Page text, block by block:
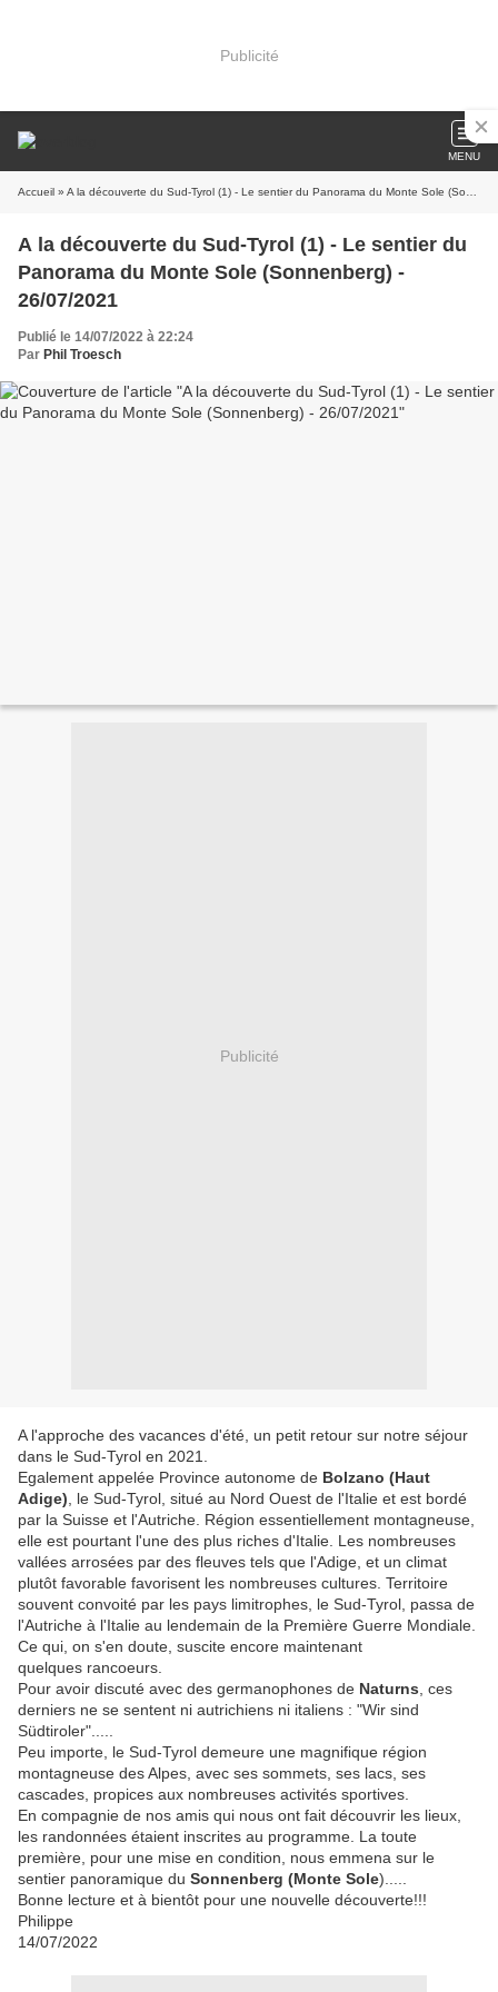
Publicité
MENU
Accueil » A la découverte du Sud-Tyrol (1) - Le sentier du Panorama du Monte Sole (Sonnenberg) - 26/07/2021
A la découverte du Sud-Tyrol (1) - Le sentier du
Panorama du Monte Sole (Sonnenberg) -
26/07/2021
Publié le 14/07/2022 à 22:24
Par Phil Troesch
Publicité
A l'approche des vacances d'été, un petit retour sur notre séjour
dans le Sud-Tyrol en 2021.
Egalement appelée Province autonome de Bolzano (Haut
Adige) , le Sud-Tyrol, situé au Nord Ouest de l'Italie et est bordé
par la Suisse et l'Autriche. Région essentiellement montagneuse,
elle est pourtant l'une des plus riches d'Italie. Les nombreuses
vallées arrosées par des fleuves tels que l'Adige, et un climat
plutôt favorable favorisent les nombreuses cultures. Territoire
souvent convoité par les pays limitrophes, le Sud-Tyrol, passa de
l'Autriche à l'Italie au lendemain de la Première Guerre Mondiale.
Ce qui, on s'en doute, suscite encore maintenant
quelques rancoeurs.
Pour avoir discuté avec des germanophones de Naturns , ces
derniers ne se sentent ni autrichiens ni italiens : "Wir sind
Südtiroler".....
Peu importe, le Sud-Tyrol demeure une magnifique région
montagneuse des Alpes, avec ses sommets, ses lacs, ses
cascades, propices aux nombreuses activités sportives.
En compagnie de nos amis qui nous ont fait découvrir les lieux,
les randonnées étaient inscrites au programme. La toute
première, pour une mise en condition, nous emmena sur le
sentier panoramique du Sonnenberg (Monte Sole).....
Bonne lecture et à bientôt pour une nouvelle découverte!!!
Philippe
14/07/2022